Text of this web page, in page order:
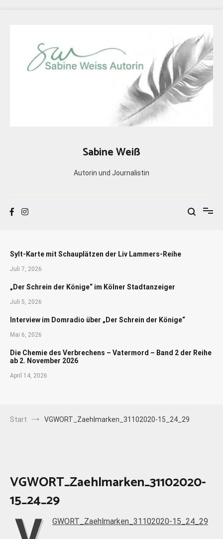
Sabine Weiß
Autorin und Journalistin
Sylt-Karte mit Schauplätzen der Liv Lammers-Reihe
Juli 7, 2026
„Der Schrein der Könige“ im Kölner Stadtanzeiger
Juli 5, 2026
Interview im Domradio über „Der Schrein der Könige“
Mai 6, 2026
Die Chemie des Verbrechens – Vatermord – Band 2 der Reihe
ab 2. November 2026
April 14, 2026
Start VGWORT_Zaehlmarken_31102020-15_24_29
VGWORT_Zaehlmarken_31102020-
15_24_29
GWORT_Zaehlmarken_31102020-15_24_29